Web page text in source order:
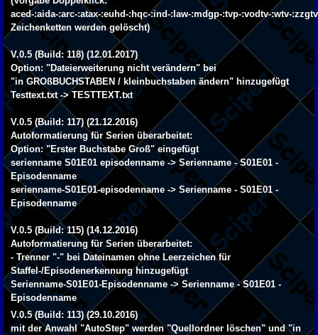
aced-:aida-:arc-:atax-:euhd-:hqc-:ind-:law-:mdgp-:tvp-:vodtv-:wtv-
Zeichenketten werden gelöscht)
V.0.5 (Build: 118) (12.01.2017)
Option: "Dateierweiterung nicht verändern" bei
"in GROßBUCHSTABEN / kleinbuchstaben ändern" hinzugefügt
Testtext.txt -> TESTTEXT.txt
V.0.5 (Build: 117) (21.12.2016)
Autoformatierung für Serien überarbeitet:
Option: "Erster Buchstabe Groß" eingefügt
serienname S01E01 episodenname -> Serienname - S01E01 -
Episodenname
serienname-S01E01-episodenname -> Serienname - S01E01 -
Episodenname
V.0.5 (Build: 115) (14.12.2016)
Autoformatierung für Serien überarbeitet:
- Trenner "-" bei Dateinamen ohne Leerzeichen für
Staffel-/Episodenerkennung hinzugefügt
Serienname-S01E01-Episodenname -> Serienname - S01E01 -
Episodenname
V.0.5 (Build: 113) (29.10.2016)
mit der Anwahl "AutoStep" werden "Quellordner löschen" und "in